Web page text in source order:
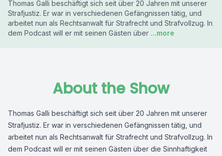
Thomas Galli beschäftigt sich seit über 20 Jahren mit unserer
Strafjustiz. Er war in verschiedenen Gefängnissen tätig, und
arbeitet nun als Rechtsanwalt für Strafrecht und Strafvollzug. In
dem Podcast will er mit seinen Gästen über ...more
About the Show
Thomas Galli beschäftigt sich seit über 20 Jahren mit unserer
Strafjustiz. Er war in verschiedenen Gefängnissen tätig, und
arbeitet nun als Rechtsanwalt für Strafrecht und Strafvollzug. In
dem Podcast will er mit seinen Gästen über die Sinnhaftigkeit